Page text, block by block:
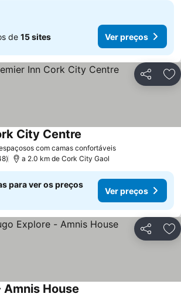
de 15 sites Ver preços
Partilhar
com camas confortáveis
City Centre
a 2.0 km de Cork City Gaol
para ver os preços
Ver preços
Partilhar
Amnis House